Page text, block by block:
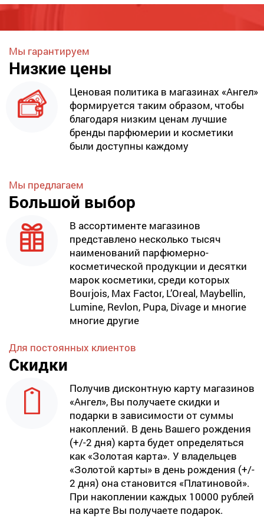
Мы гарантируем
Низкие цены
Ценовая политика в магазинах «Ангел»
формируется таким образом, чтобы
благодаря низким ценам лучшие
бренды парфюмерии и косметики
были доступны каждому
Мы предлагаем
Большой выбор
В ассортименте магазинов
представлено несколько тысяч
наименований парфюмерно-
косметической продукции и десятки
марок косметики, среди которых
Bourjois, Max Factor, L’Oreal, Maybellin,
Lumine, Revlon, Pupa, Divage и многие
многие другие
Для постоянных клиентов
Скидки
Получив дисконтную карту магазинов
«Ангел», Вы получаете скидки и
подарки в зависимости от суммы
накоплений. В день Вашего рождения
(+/-2 дня) карта будет определяться
как «Золотая карта». У владельцев
«Золотой карты» в день рождения (+/-
2 дня) она становится «Платиновой».
При накоплении каждых 10000 рублей
на карте Вы получаете подарок.